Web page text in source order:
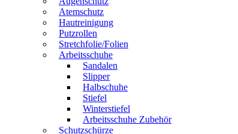
Atemschutz
Hautreinigung
Putzrollen
Stretchfolie/Folien
Arbeitsschuhe
Sandalen
Slipper
Halbschuhe
Stiefel
Winterstiefel
Arbeitsschuhe Zubehör
Schutzschürze